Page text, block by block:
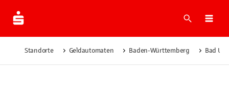
Suche
Standorte Geldautomaten Baden-Württemberg Bad